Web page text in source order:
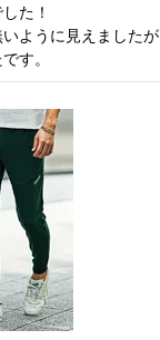
た！
ように見えました
す。